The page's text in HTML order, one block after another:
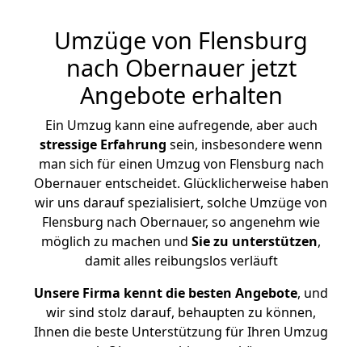
Umzüge von Flensburg
nach Obernauer jetzt
Angebote erhalten
Ein Umzug kann eine aufregende, aber auch
stressige Erfahrung sein, insbesondere wenn
man sich für einen Umzug von Flensburg nach
Obernauer entscheidet. Glücklicherweise haben
wir uns darauf spezialisiert, solche Umzüge von
Flensburg nach Obernauer, so angenehm wie
möglich zu machen und Sie zu unterstützen,
damit alles reibungslos verläuft
Unsere Firma kennt die besten Angebote, und
wir sind stolz darauf, behaupten zu können,
Ihnen die beste Unterstützung für Ihren Umzug